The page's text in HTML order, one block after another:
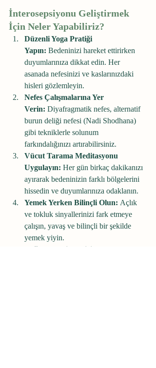
İnterosepsiyonu Geliştirmek
İçin Neler Yapabiliriz?
Düzenli Yoga Pratiği
Yapın: Bedeninizi hareket ettirirken
duyumlarınıza dikkat edin. Her
asanada nefesinizi ve kaslarınızdaki
hisleri gözlemleyin.
Nefes Çalışmalarına Yer
Verin: Diyafragmatik nefes, alternatif
burun deliği nefesi (Nadi Shodhana)
gibi tekniklerle solunum
farkındalığınızı artırabilirsiniz.
Vücut Tarama Meditasyonu
Uygulayın: Her gün birkaç dakikanızı
ayırarak bedeninizin farklı bölgelerini
hissedin ve duyumlarınıza odaklanın.
Yemek Yerken Bilinçli Olun: Açlık
ve tokluk sinyallerinizi fark etmeye
çalışın, yavaş ve bilinçli bir şekilde
yemek yiyin.
Doğada Vakit Geçirin: